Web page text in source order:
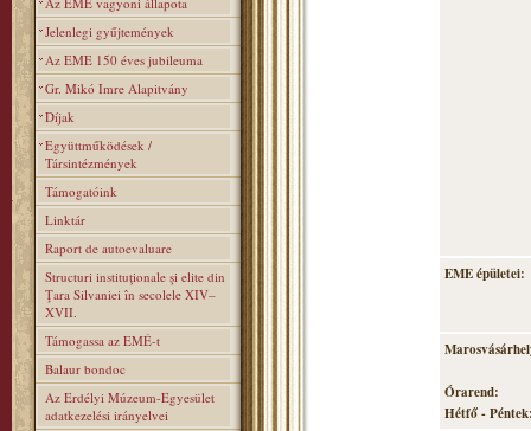
Jelenlegi gyűjtemények
Az EME 150 éves jubileuma
Gr. Mikó Imre Alapitvány
Díjak
Együttműködések /
Társintézmények
Támogatóink
Linktár
Raport de autoevaluare
Structuri instituţionale şi elite din
Ţara Silvaniei în secolele XIV–
XVII.
Támogassa az EMÉ-t
Balaur bondoc
Az Erdélyi Múzeum-Egyesület
adatkezelési irányelvei
EME épületei:
Órarend:
Hétfő -